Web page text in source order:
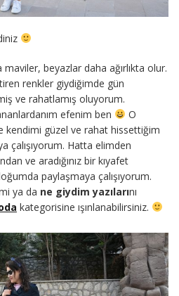
beyazlar daha ağırlıkta olur.
renkler giydiğimde gün
ve rahatlamış oluyorum.
efenim ben
O
kendimi güzel ve rahat hissettiğim
çalışıyorum. Hatta elimden
ve aradığınız bir kıyafet
paylaşmaya çalışıyorum.
ya da ne giydim yazılarını
kategorisine ışınlanabilirsiniz.